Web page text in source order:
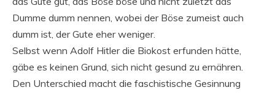
Dumme dumm nennen, wobei der Böse zumeist auch
dumm ist, der Gute eher weniger.
Selbst wenn Adolf Hitler die Biokost erfunden hätte,
gäbe es keinen Grund, sich nicht gesund zu ernähren.
Den Unterschied macht die faschistische Gesinnung